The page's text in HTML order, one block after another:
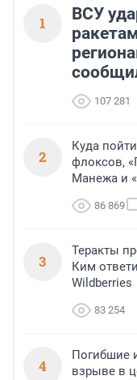
1
ВСУ
107 281
2
Куда
флоксов,
Манежа и
86 869
3
Теракты
Ким
Wildberries
83 254
4
Погибшие
взрыве в